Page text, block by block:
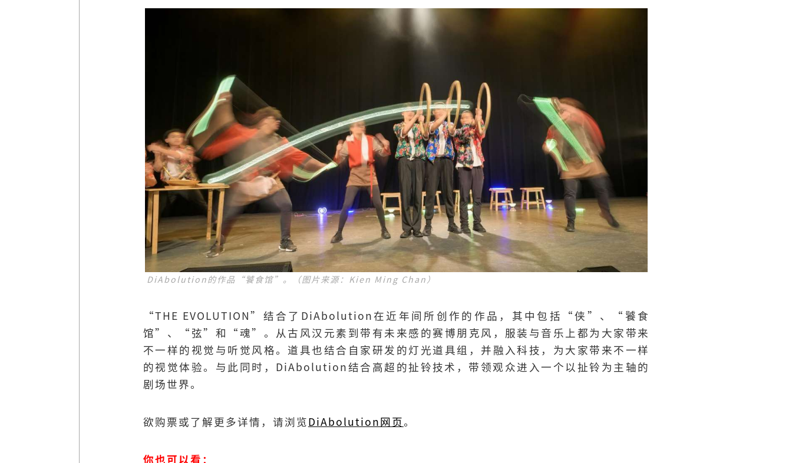
DiAbolution的作品“饕食馆”。（图片来源：Kien Ming Chan）
“THE EVOLUTION”结合了DiAbolution在近年间所创作的作品，其中包括“侠”、“饕食
馆”、“弦”和“魂”。从古风汉元素到带有未来感的赛博朋克风，服装与音乐上都为大家带来
不⼀样的视觉与听觉风格。道具也结合自家研发的灯光道具组，并融入科技，为大家带来不⼀样
的视觉体验。与此同时，DiAbolution结合高超的扯铃技术，带领观众进入一个以扯铃为主轴的
剧场世界。
欲购票或了解更多详情，请浏览DiAbolution网页。
你也可以看：